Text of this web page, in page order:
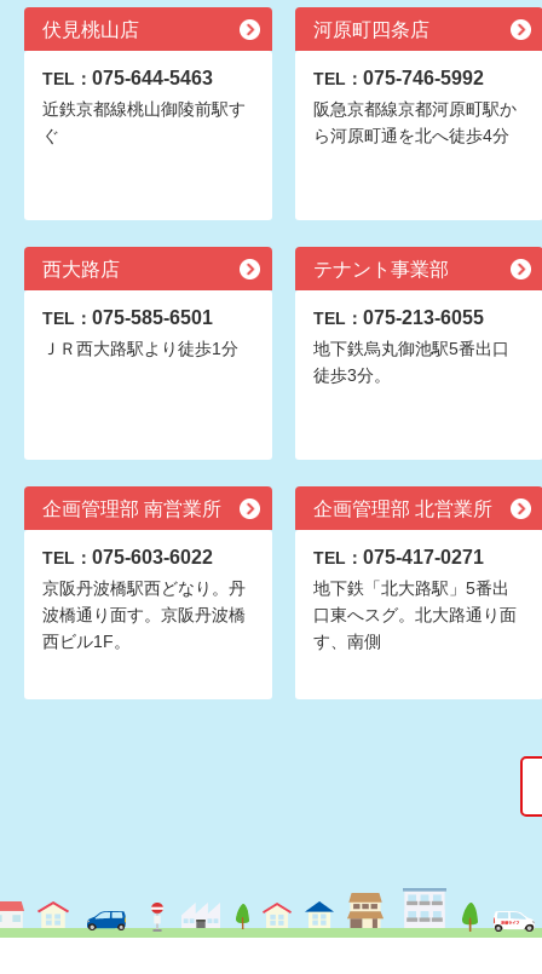
伏見桃山店
TEL： 075-644-5463
近鉄京都線桃山御陵前駅す
ぐ
河原町四条店
TEL： 075-746-5992
阪急京都線京都河原町駅か
ら河原町通を北へ徒歩4分
西大路店
TEL： 075-585-6501
ＪＲ西大路駅より徒歩1分
テナント事業部
TEL： 075-213-6055
地下鉄烏丸御池駅5番出口
徒歩3分。
企画管理部 南営業所
TEL： 075-603-6022
京阪丹波橋駅西どなり。丹
波橋通り面す。京阪丹波橋
西ビル1F。
企画管理部 北営業所
TEL： 075-417-0271
地下鉄「北大路駅」5番出
口東へスグ。北大路通り面
す、南側